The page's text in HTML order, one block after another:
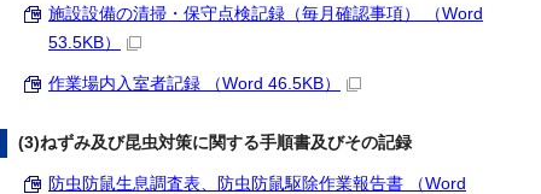
施設設備の清掃・保守点検記録（毎月確認事項） （Word
53.5KB）
作業場内入室者記録 （Word 46.5KB）
(3)ねずみ及び昆虫対策に関する手順書及びその記録
防虫防鼠生息調査表、防虫防鼠駆除作業報告書 （Word